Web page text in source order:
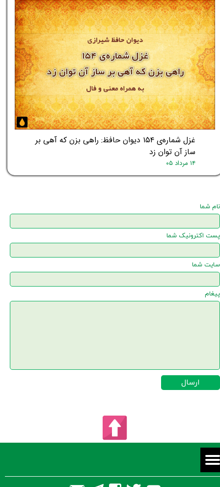
غزل شماره‌ی ۱۵۴ دیوان حافظ: راهی بزن که آهی بر
ساز آن توان زد
۱۴ مرداد ۰۵
نام شما
پست اکترونیک شما
سایت شما
پیغام
ارسال